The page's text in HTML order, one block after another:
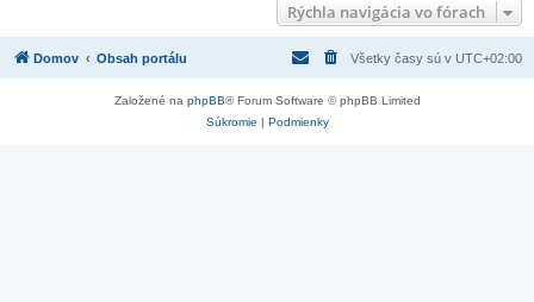
Rýchla navigácia vo fórach
Domov Obsah portálu Všetky časy sú v UTC+02:00
Založené na phpBB® Forum Software © phpBB Limited
Súkromie | Podmienky